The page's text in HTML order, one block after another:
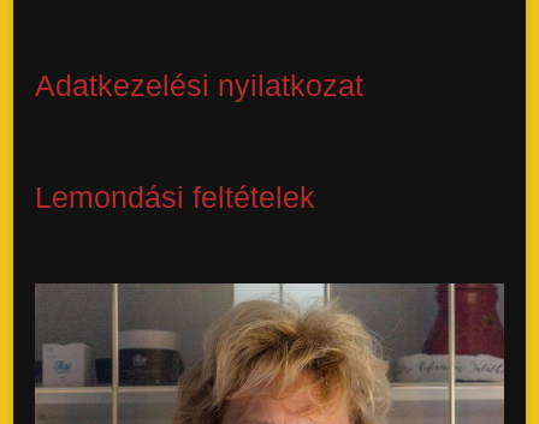
Adatkezelési nyilatkozat
Lemondási feltételek